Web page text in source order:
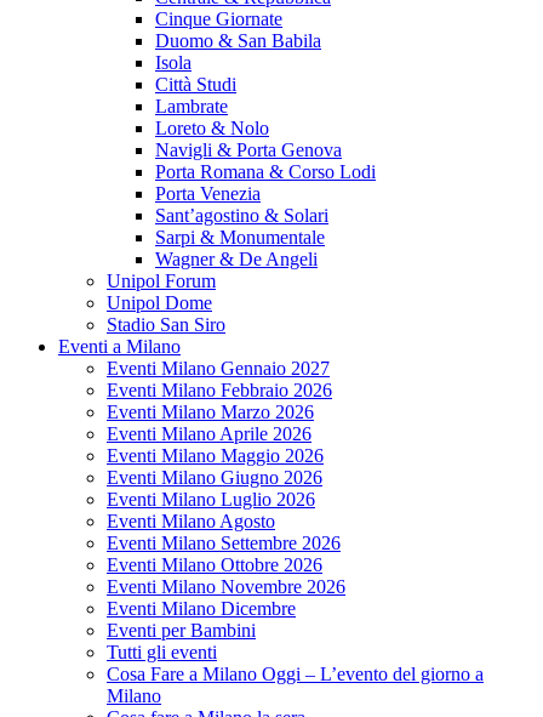
Cinque Giornate
Duomo & San Babila
Isola
Città Studi
Lambrate
Loreto & Nolo
Navigli & Porta Genova
Porta Romana & Corso Lodi
Porta Venezia
Sant’agostino & Solari
Sarpi & Monumentale
Wagner & De Angeli
Unipol Forum
Unipol Dome
Stadio San Siro
Eventi a Milano
Eventi Milano Gennaio 2027
Eventi Milano Febbraio 2026
Eventi Milano Marzo 2026
Eventi Milano Aprile 2026
Eventi Milano Maggio 2026
Eventi Milano Giugno 2026
Eventi Milano Luglio 2026
Eventi Milano Agosto
Eventi Milano Settembre 2026
Eventi Milano Ottobre 2026
Eventi Milano Novembre 2026
Eventi Milano Dicembre
Eventi per Bambini
Tutti gli eventi
Cosa Fare a Milano Oggi – L’evento del giorno a
Milano